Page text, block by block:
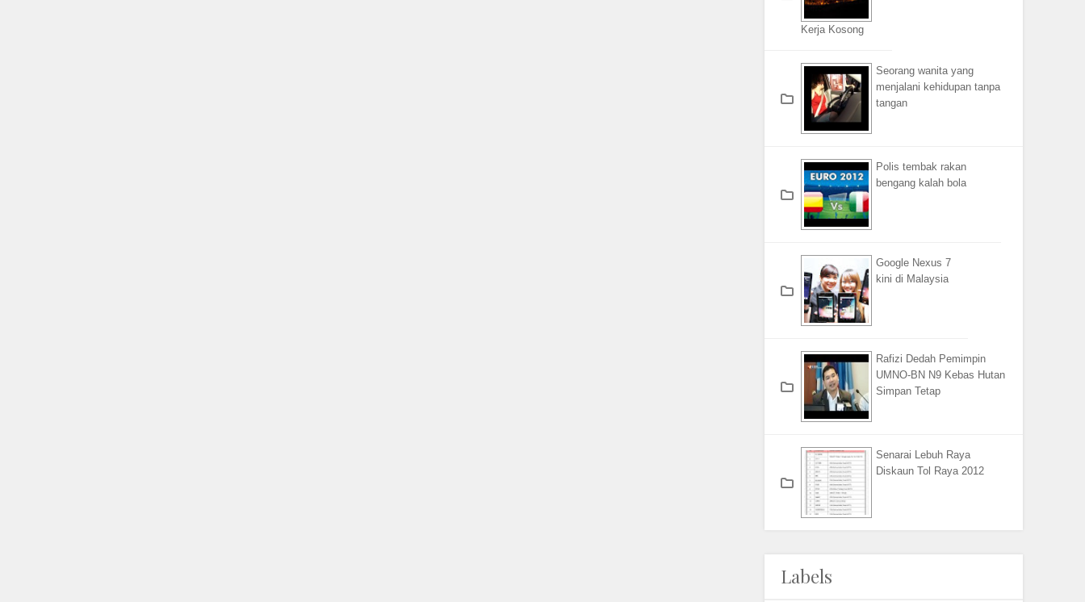
Kerja Kosong
Seorang wanita yang
menjalani kehidupan tanpa
tangan
Polis tembak rakan
bengang kalah bola
Google Nexus 7
kini di Malaysia
Rafizi Dedah Pemimpin
UMNO-BN N9 Kebas Hutan
Simpan Tetap
Senarai Lebuh Raya
Diskaun Tol Raya 2012
Labels